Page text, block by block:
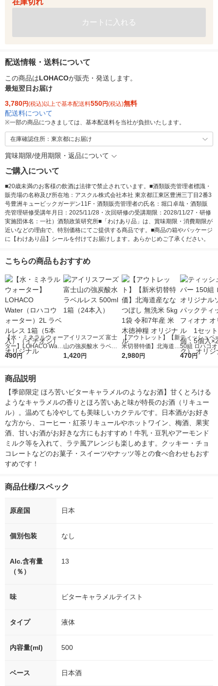
在庫切れ
カートに入れる
配送情報・送料について
この商品はLOHACOが販売・発送します。
最短翌日お届け
3,780円(税込)以上で基本配送料550円(税込)無料
配送料について
※一部の商品につきましては、基本配送料を当社が負担いたします。
在庫確認住所：東京都にお届け
賞味期限/使用期限・返品について
ご購入について
■20歳未満のお客様の飲酒は法律で禁止されています。■酒類販売管理者標識・
販売場の名称及び所在地：アスクル株式会社本社 東京都江東区豊洲三丁目2番3
号豊洲キュービックガーデン11F・酒類販売管理者の氏名：堀口卓哉・酒類販
売管理研修受講年月日：2025/11/28・次回研修の受講期限：2028/11/27・研修
実施団体名：一社）酒類政策研究所■「わけあり品」は、賞味期限・消費期限が
近いなどの理由で、特別価格にてご提供する商品です。■商品の箱やパッケージ
に【わけあり品】シールを付けてお届けします。あらかじめご了承ください。
こちらの商品もおすすめ
【水・ミネラルウォー
ター】LOHACO Wate
r（ロハコウォータ
シ） オリジナル
490円
アイリスフーズ 富士
山の強炭酸水 ラベル
レス 500ml 1箱（24
1,420円
【アウトレット】【新
米切替特価】北海道産
ななつぼし 無洗米 5k
2,980円
ティッシュペ
50組 ロハコ
ルソフトパッ
オリジナル
470円
商品説明
【季節限定 ほろ苦いビターキャラメルのようなお酒】甘くとろける
ようなキャラメルの香りとほろ苦いあと味が特長のお酒（リキュー
ル）。温めても冷やしても美味しいカクテルです。日本酒がお好き
な方から、コーヒー・紅茶リキュールやホットワイン、梅酒、果実
酒、甘いお酒がお好きな方にもおすすめ！牛乳・豆乳やアーモンド
ミルク等を入れて、ラテ風アレンジも楽しめます。クッキー・チョ
コレートなどのお菓子・スイーツやナッツ等との食べ合わせもおす
すめです！
商品仕様/スペック
原産国 日本
個別包装 なし
Alc.含有量
（％）
13
味 ビターキャラメルテイスト
タイプ 液体
内容量(ml) 500
ベース 日本酒